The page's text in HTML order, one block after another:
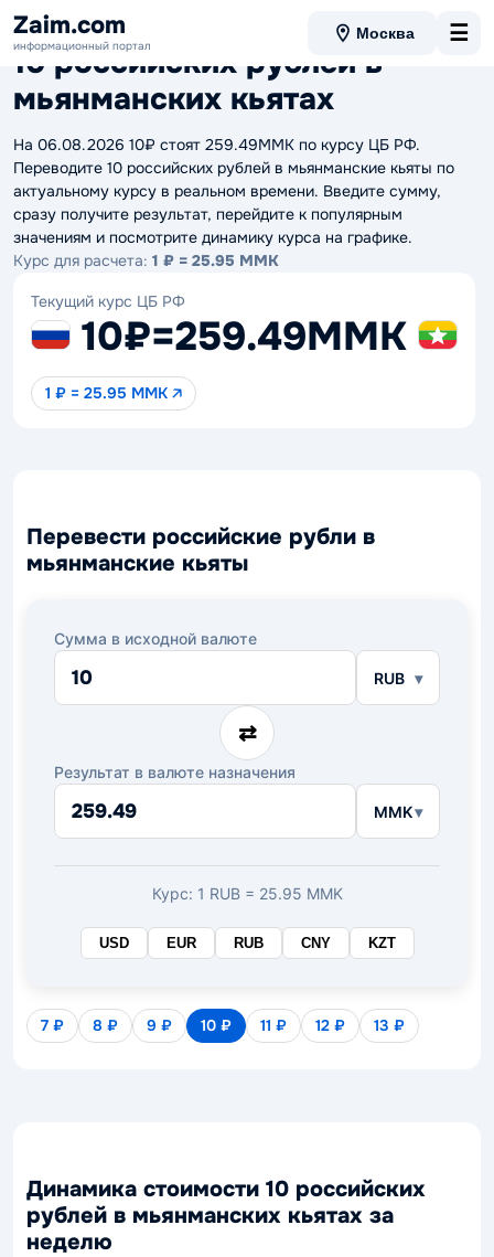
Zaim.com
информационный портал
Москва ☰
Данные актуальны на 06.08.2026 08:43
10 российских рублей в
мьянманских кьятах
На 06.08.2026 10₽ стоят 259.49MMK по курсу ЦБ РФ.
Переводите 10 российских рублей в мьянманские кьяты по
актуальному курсу в реальном времени. Введите сумму,
сразу получите результат, перейдите к популярным
значениям и посмотрите динамику курса на графике.
Курс для расчета: 1 ₽ = 25.95 MMK
Текущий курс ЦБ РФ
10₽=259.49MMK
1 ₽ = 25.95 MMK 🡥
Перевести российские рубли в
мьянманские кьяты
Сумма в исходной валюте
RUB
⇄
Результат в валюте назначения
MMK
Курс: 1 RUB = 25.95 MMK
USD EUR RUB CNY KZT
7 ₽ 8 ₽ 9 ₽ 10 ₽ 11 ₽ 12 ₽ 13 ₽
Динамика стоимости 10 российских
рублей в мьянманских кьятах за
неделю